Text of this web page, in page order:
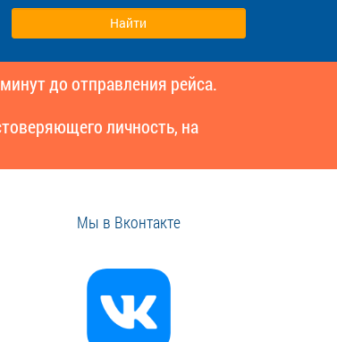
до отправления рейса.
личность, на
Мы в Вконтакте